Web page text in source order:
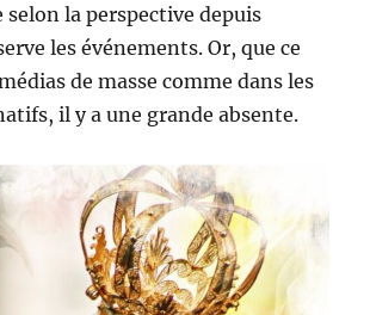
selon la perspective depuis
les événements. Or, que ce
de masse comme dans les
il y a une grande absente.